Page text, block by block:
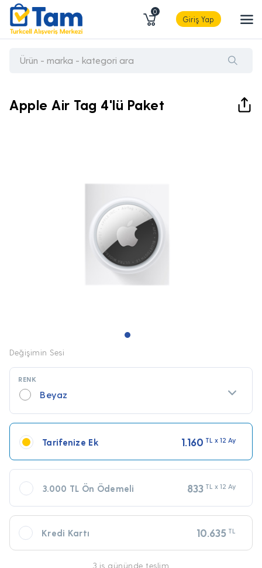
0
Giriş Yap
Apple Air Tag 4'lü Paket
Değişimin Sesi
RENK
Beyaz
Tarifenize Ek 1.160 TL x 12 Ay
3.000 TL Ön Ödemeli 833 TL x 12 Ay
Kredi Kartı 10.635 TL
3 iş gününde teslim